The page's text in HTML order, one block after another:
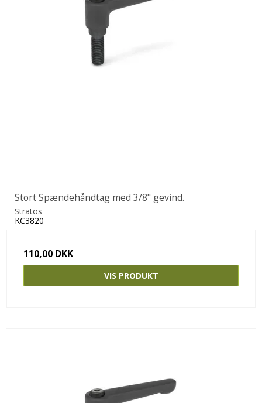
Stort Spændehåndtag med 3/8" gevind.
Stratos
KC3820
110,00 DKK
VIS PRODUKT